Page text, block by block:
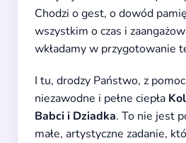
Chodzi o gest, o dowód
wszystkim o czas i
wkładamy w przygotowanie
I tu, drodzy Państwo, z
niezawodne i pełne ciepła
Babci i Dziadka. To nie jest
małe, artystyczne zadanie,